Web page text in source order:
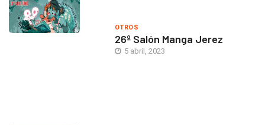
OTROS
26º Salón Manga Jerez
5 abril, 2023